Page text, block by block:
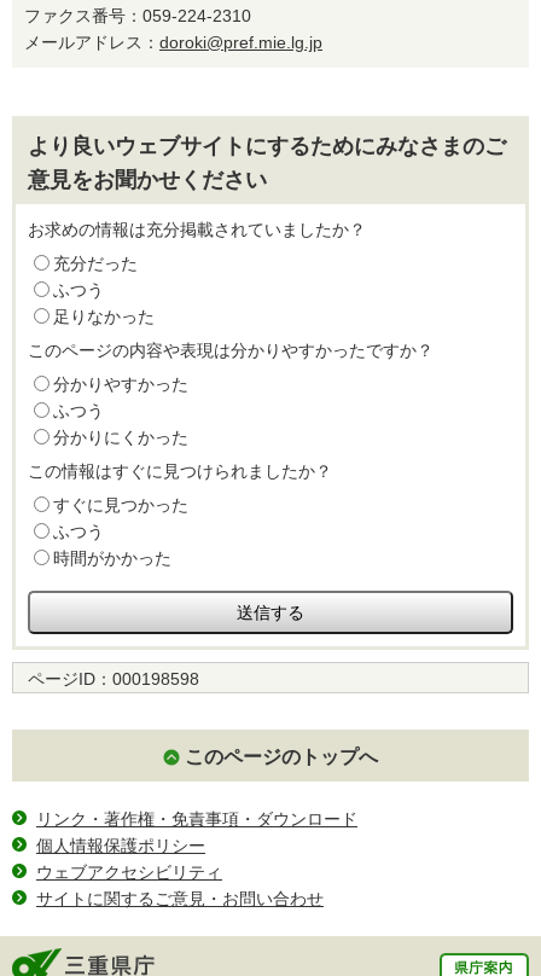
ファクス番号：059-224-2310
メールアドレス： doroki@pref.mie.lg.jp
より良いウェブサイトにするためにみなさまのご
意見をお聞かせください
お求めの情報は充分掲載されていましたか？
充分だった
ふつう
足りなかった
このページの内容や表現は分かりやすかったですか？
分かりやすかった
ふつう
分かりにくかった
この情報はすぐに見つけられましたか？
すぐに見つかった
ふつう
時間がかかった
ページID： 000198598
このページのトップへ
リンク・著作権・免責事項・ダウンロード
個人情報保護ポリシー
ウェブアクセシビリティ
サイトに関するご意見・お問い合わせ